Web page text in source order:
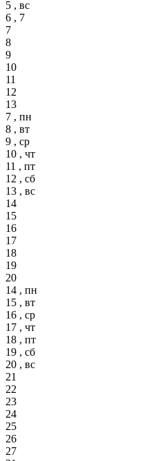
5 , вс
6 , 7
7
8
9
10
11
12
13
7 , пн
8 , вт
9 , ср
10 , чт
11 , пт
12 , сб
13 , вс
14
15
16
17
18
19
20
14 , пн
15 , вт
16 , ср
17 , чт
18 , пт
19 , сб
20 , вс
21
22
23
24
25
26
27